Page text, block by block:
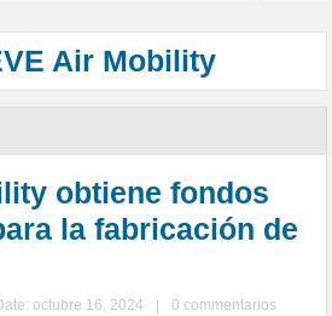
Air Mobility
obtiene fondos
la fabricación de
octubre 16, 2024
0 commentarios